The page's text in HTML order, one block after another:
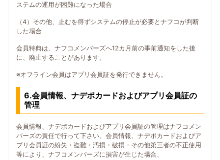
ステムの運用が困難になった場合
（4）その他、止むを得ずシステムの停止が必要とナフコが判断
した場合
会員特典は、ナフコメンバーズへ12カ月前の事前通知をした後
に、廃止することがあります。
※オフライン会員はアプリ会員証を発行できません。
6.会員情報、ナデポカードおよびアプリ会員証の
管理
会員情報、ナデポカードおよびアプリ会員証の管理はナフコメン
バーズの責任で行って下さい。会員情報、ナデポカードおよびア
プリ会員証の紛失・盗難・汚損・破損・その他第三者の不正使用
等により、ナフコメンバーズに損害が生じた場合、